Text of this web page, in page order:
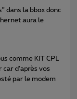
dans la bbox donc
aura le
comme KIT CPL
d’après vos
par le modem